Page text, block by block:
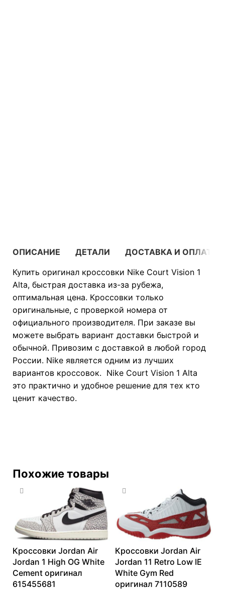
ОПИСАНИЕ ДЕТАЛИ
ДОСТАВКА И ОПЛАТА
Купить оригинал кроссовки Nike Court Vision 1
Alta, быстрая доставка из-за рубежа,
оптимальная цена. Кроссовки только
оригинальные, с проверкой номера от
официального производителя. При заказе вы
можете выбрать вариант доставки быстрой и
обычной. Привозим с доставкой в любой город
России. Nike является одним из лучших
вариантов кроссовок. Nike Court Vision 1 Alta
это практично и удобное решение для тех кто
ценит качество.
Похожие товары
Кроссовки Jordan Air
Jordan 1 High OG White
Cement оригинал
615455681
Кроссовки Jordan Air
Jordan 11 Retro Low IE
White Gym Red
оригинал 7110589